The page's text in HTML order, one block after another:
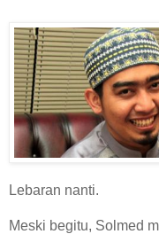
Lebaran nanti.
Meski begitu, Solmed